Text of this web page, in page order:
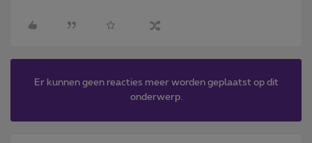
Er kunnen geen reacties meer worden geplaatst op dit
onderwerp.